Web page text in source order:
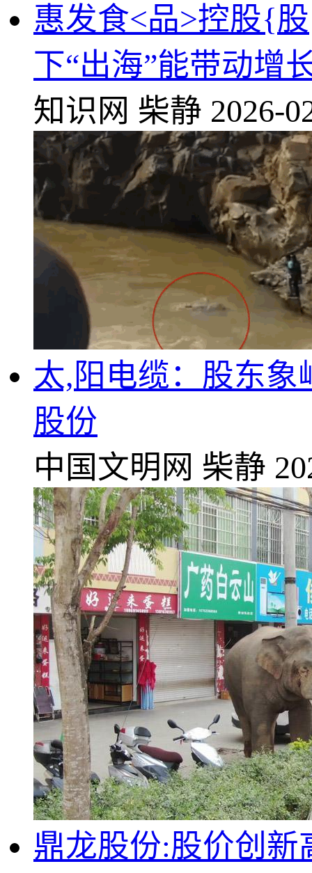
惠发食<品>控股{
下“出海”能带动增
知识网 柴静 2026-
太,阳电缆：股东象
股份
中国文明网 柴静
鼎龙股份:股价创新